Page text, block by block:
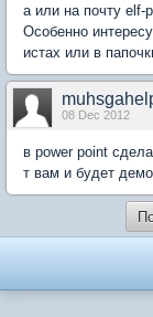
а или на почту elf-
Особенно
истах или в
08 Dec 2012
в power point
т вам и будет